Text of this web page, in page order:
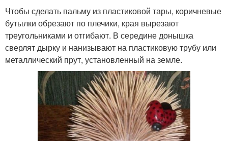
Елка из пластиковой
бутылки
Бутылки в новогодние
игрушки
Венки из пластиковых
бутылок
Снеговики из
пластиковых ложек
Новогодний бутылка Костюм для бутылки
Чтобы сделать пальму из пластиковой тары, коричневые
бутылки обрезают по плечики, края вырезают
треугольниками и отгибают. В середине донышка
сверлят дырку и нанизывают на пластиковую трубу или
металлический прут, установленный на земле.